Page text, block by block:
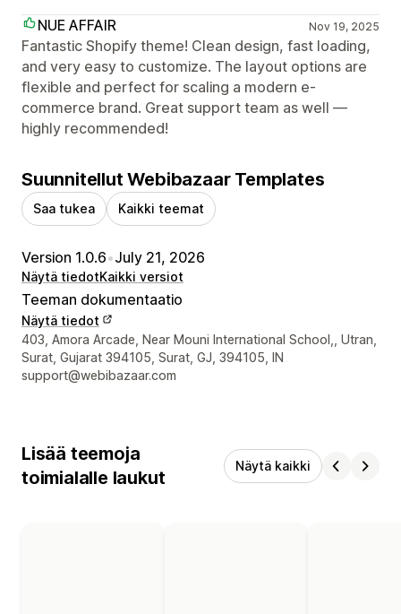
NUE AFFAIR
Nov 19, 2025
Fantastic Shopify theme! Clean design, fast loading,
and very easy to customize. The layout options are
flexible and perfect for scaling a modern e-
commerce brand. Great support team as well —
highly recommended!
Suunnitellut Webibazaar Templates
Saa tukea Kaikki teemat
Version 1.0.6•July 21, 2026
Näytä tiedotKaikki versiot
Teeman dokumentaatio
Näytä tiedot
Suunnittelijan yhteystiedot
403, Amora Arcade, Near Mouni International School,, Utran,
Surat, Gujarat 394105, Surat, GJ, 394105, IN
support@webibazaar.com
Lisää teemoja
toimialalle laukut
Näytä kaikki